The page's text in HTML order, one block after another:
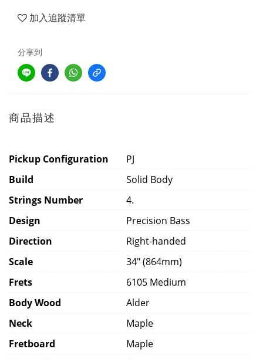
加入追蹤清單
分享到
商品描述
Pickup Configuration
PJ
Build
Solid Body
Strings Number
4.
Design
Precision Bass
Direction
Right-handed
Scale
34" (864mm)
Frets
6105 Medium
Body Wood
Alder
Neck
Maple
Fretboard
Maple